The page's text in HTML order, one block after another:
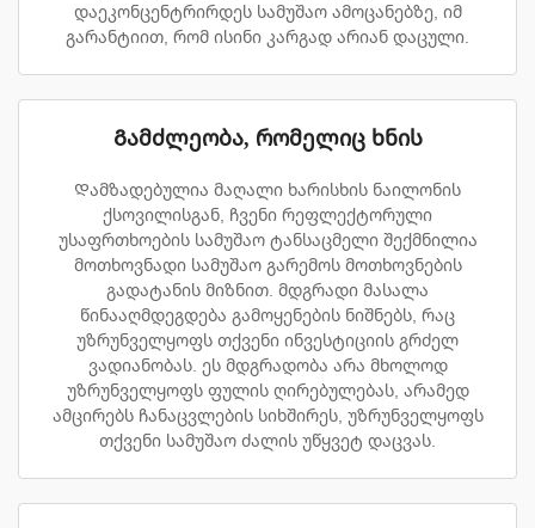
დაეკონცენტრირდეს სამუშაო ამოცანებზე, იმ
გარანტიით, რომ ისინი კარგად არიან დაცული.
Გამძლეობა, რომელიც ხნის
Დამზადებულია მაღალი ხარისხის ნაილონის
ქსოვილისგან, ჩვენი რეფლექტორული
უსაფრთხოების სამუშაო ტანსაცმელი შექმნილია
მოთხოვნადი სამუშაო გარემოს მოთხოვნების
გადატანის მიზნით. მდგრადი მასალა
წინააღმდეგდება გამოყენების ნიშნებს, რაც
უზრუნველყოფს თქვენი ინვესტიციის გრძელ
ვადიანობას. ეს მდგრადობა არა მხოლოდ
უზრუნველყოფს ფულის ღირებულებას, არამედ
ამცირებს ჩანაცვლების სიხშირეს, უზრუნველყოფს
თქვენი სამუშაო ძალის უწყვეტ დაცვას.